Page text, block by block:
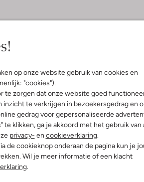
op onze website gebruik van cookies en
"cookies").
te zorgen dat onze website goed
inzicht te verkrijgen in bezoekersgedrag en
gedrag voor gepersonaliseerde
te klikken, ga je akkoord met het gebruik van
privacy- en cookieverklaring.
de cookieknop onderaan de pagina kun je
Wil je meer informatie of een klacht
.